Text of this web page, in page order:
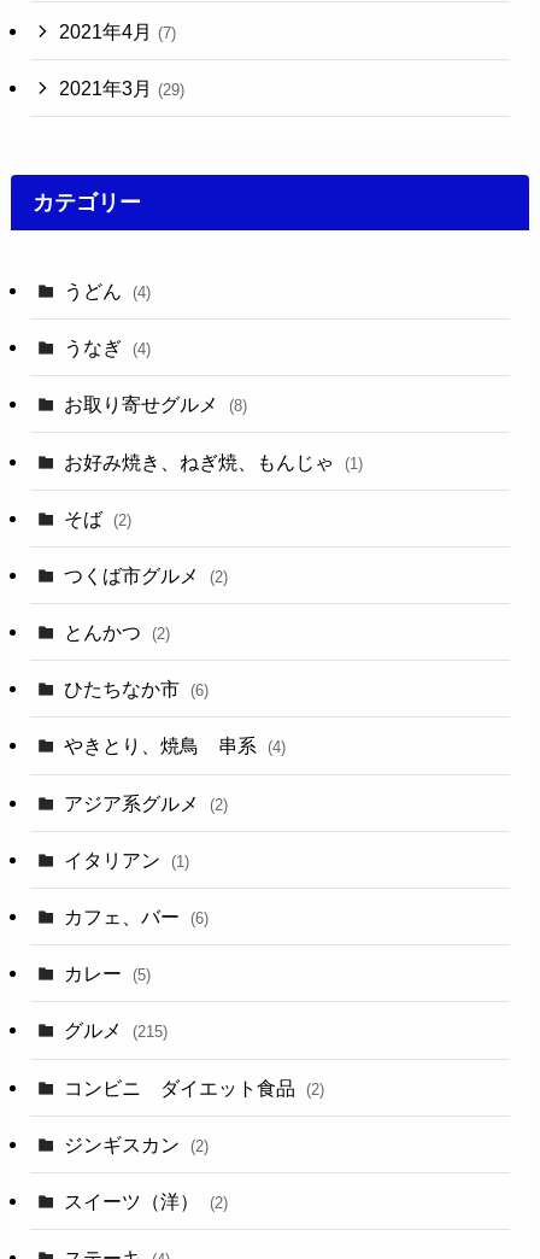
2021年4月 (7)
2021年3月 (29)
カテゴリー
うどん (4)
うなぎ (4)
お取り寄せグルメ (8)
お好み焼き、ねぎ焼、もんじゃ (1)
そば (2)
つくば市グルメ (2)
とんかつ (2)
ひたちなか市 (6)
やきとり、焼鳥 串系 (4)
アジア系グルメ (2)
イタリアン (1)
カフェ、バー (6)
カレー (5)
グルメ (215)
コンビニ ダイエット食品 (2)
ジンギスカン (2)
スイーツ（洋） (2)